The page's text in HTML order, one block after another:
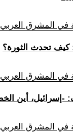
في المشرق العربي
في المشرق العربي
في المشرق العربي